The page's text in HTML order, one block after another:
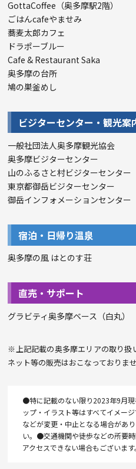
GottaCoffee（奥多摩駅2階）
ごはんcafeやませみ
蕎麦太郎カフェ
ドラポーブルー
Cafe & Restaurant Saka
奥多摩の台所
鳩の巣釜めし
ビジターセンター・観光案
一般社団法人奥多摩観光協会
奥多摩ビジターセンター
山のふるさと村ビジターセンター
東京都御岳ビジターセンター
御岳インフォメーションセンター
宿泊・日帰り温泉
奥多摩の風 はとのす荘
直売・サポート
グラビティ奥多摩ベース（白丸）
※上記記載の奥多摩エリアの取り扱
ネット等の販売はおこなっておりませ
●特に記載のない限り2023年9月
ップ・イラスト等はすべてイメー
などが変更・中止となる場合があ
い。●交通機関や徒歩などの所要
アクセスできない場合もございます。